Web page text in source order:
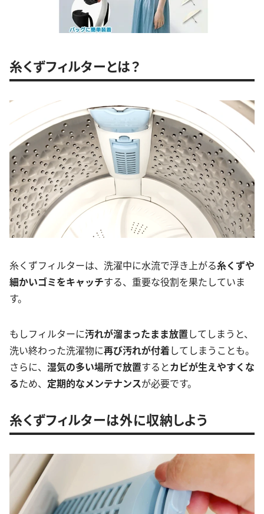
糸くずフィルターとは？
糸くずフィルターは、洗濯中に水流で浮き上がる糸くずや
細かいゴミをキャッチする、重要な役割を果たしていま
す。
もしフィルターに汚れが溜まったまま放置してしまうと、
洗い終わった洗濯物に再び汚れが付着してしまうことも。
さらに、 湿気の多い場所で放置するとカビが生えやすくな
るため、 定期的なメンテナンスが必要です。
糸くずフィルターは外に収納しよう